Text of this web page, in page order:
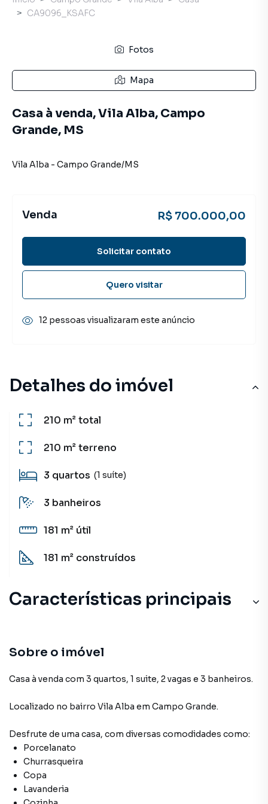
Detalhes do imóvel
210 m²total
210 m²terreno
3 quartos (1 suíte)
3 banheiros
181 m² útil
181 m² construídos
Características principais
Sobre o imóvel
Casa à venda com 3 quartos, 1 suite, 2 vagas e 3 banheiros.
Localizado no bairro Vila Alba em Campo Grande.
Desfrute de uma casa, com diversas comodidades como:
Porcelanato
Churrasqueira
Copa
Lavanderia
CA9096_KSAFC
Fotos
Mapa
Casa à venda, Vila Alba, Campo
Grande, MS
Vila Alba - Campo Grande/MS
Venda R$ 700.000,00
Solicitar contato
Quero visitar
12 pessoas visualizaram este anúncio